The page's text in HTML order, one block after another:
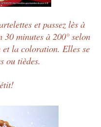
et passez lès à
minutes à 200° selon
la coloration. Elles se
ou tièdes.